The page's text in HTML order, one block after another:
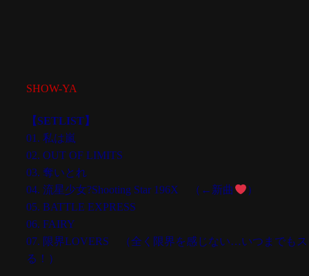
SHOW-YA
【SETLIST】
01. 私は嵐
02. OUT OF LIMITS
03. 奪いとれ
04. 流星少女?Shooting Star 196X （←新曲
）
05. BATTLE EXPRESS
06. FAIRY
07. 限界LOVERS （全く限界を感じない…いつまでもス
る！）